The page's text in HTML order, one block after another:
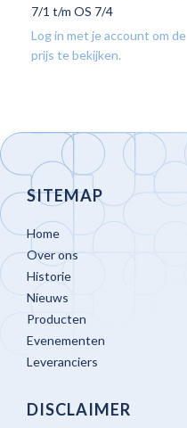
7/1 t/m OS 7/4
Log in met je account om de
prijs te bekijken.
SITEMAP
Home
Over ons
Historie
Nieuws
Producten
Evenementen
Leveranciers
DISCLAIMER